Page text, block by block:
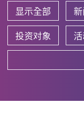
显示全部
投资对象